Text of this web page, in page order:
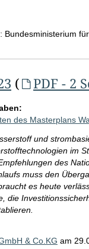
Bundesministerium
( PDF - 2
des Masterplans
und
im
des
muss den
es heute
die
& Co.KG am